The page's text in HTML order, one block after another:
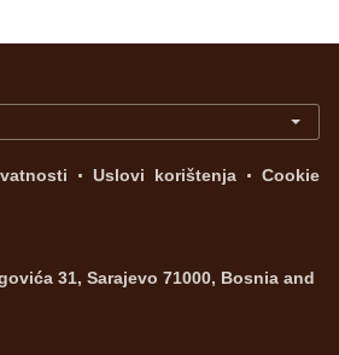
. Uslovi korištenja . Cookie
31, Sarajevo 71000, Bosnia and